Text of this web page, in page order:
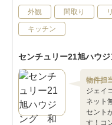
外観 間取り
キッチン
センチュリー21旭ハウジ
物件担
ジェイ
ネット
セント
す！コ